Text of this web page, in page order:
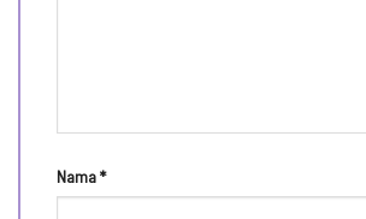
Nama*